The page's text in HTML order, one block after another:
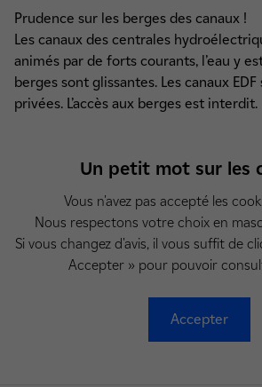
Prudence sur les berges des canaux !
Les canaux des centrales
animés par de forts courants, l’eau y
berges sont glissantes. Les canaux
privées. L’accès aux berges est interdit.
Un petit mot sur les
Vous n'avez pas accepté les
Nous respectons votre choix en
Si vous changez d'avis, il vous suffit de
Accepter » pour pouvoir
Accepter